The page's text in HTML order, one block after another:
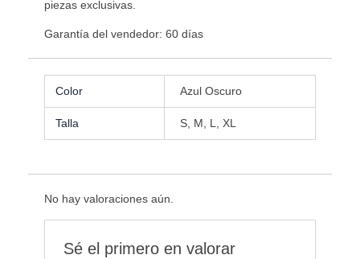
piezas exclusivas.
Garantía del vendedor: 60 días
Color Azul Oscuro
Talla S, M, L, XL
No hay valoraciones aún.
Sé el primero en valorar